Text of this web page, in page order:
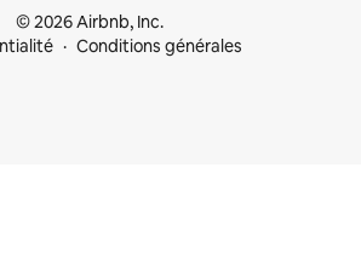
© 2026 Airbnb, Inc.
Conditions générales